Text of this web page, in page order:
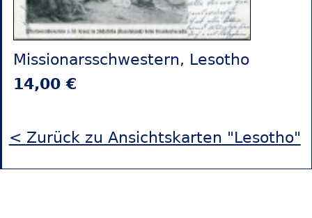
Missionarsschwestern, Lesotho
14,00 €
< Zurück zu Ansichtskarten "Lesotho"